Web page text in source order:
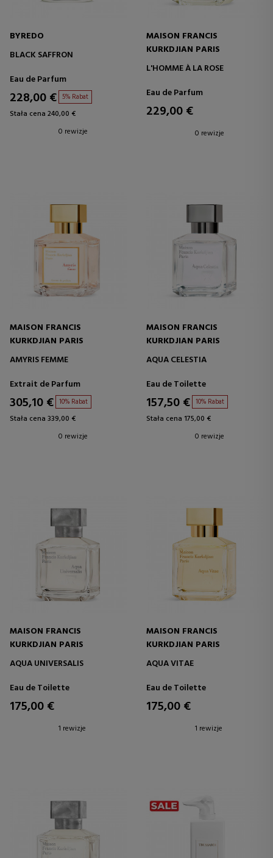
BYREDO
BLACK SAFFRON
Eau de Parfum
228,00 € 5% Rabat
Stała cena 240,00 €
0 rewizje
MAISON FRANCIS
KURKDJIAN PARIS
L'HOMME À LA ROSE
Eau de Parfum
229,00 €
0 rewizje
MAISON FRANCIS
KURKDJIAN PARIS
AMYRIS FEMME
Extrait de Parfum
305,10 € 10% Rabat
Stała cena 339,00 €
0 rewizje
MAISON FRANCIS
KURKDJIAN PARIS
AQUA CELESTIA
Eau de Toilette
157,50 € 10% Rabat
Stała cena 175,00 €
0 rewizje
MAISON FRANCIS
KURKDJIAN PARIS
AQUA UNIVERSALIS
Eau de Toilette
175,00 €
1 rewizje
MAISON FRANCIS
KURKDJIAN PARIS
AQUA VITAE
Eau de Toilette
175,00 €
1 rewizje